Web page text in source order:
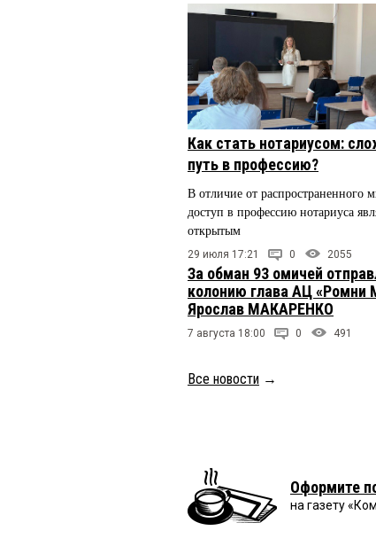
Как стать нотариусом:
путь в профессию?
В отличие от распространенного
доступ в профессию нотариуса
открытым
29 июля 17:21 0 2055
За обман 93 омичей
колонию глава АЦ «Ромни
Ярослав МАКАРЕНКО
7 августа 18:00 0 491
Все новости →
Оформите
на газету